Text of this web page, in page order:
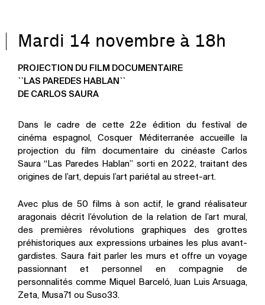
Mardi 14 novembre à 18h
PROJECTION DU FILM DOCUMENTAIRE
``LAS PAREDES HABLAN``
DE CARLOS SAURA
Dans le cadre de cette 22e édition du festival de
cinéma espagnol, Cosquer Méditerranée accueille la
projection du film documentaire du cinéaste Carlos
Saura “Las Paredes Hablan” sorti en 2022, traitant des
origines de l’art, depuis l’art pariétal au street-art.
Avec plus de 50 films à son actif, le grand réalisateur
aragonais décrit l’évolution de la relation de l’art mural,
des premières révolutions graphiques des grottes
préhistoriques aux expressions urbaines les plus avant-
gardistes. Saura fait parler les murs et offre un voyage
passionnant et personnel en compagnie de
personnalités comme Miquel Barceló, Juan Luis Arsuaga,
Zeta, Musa71 ou Suso33.